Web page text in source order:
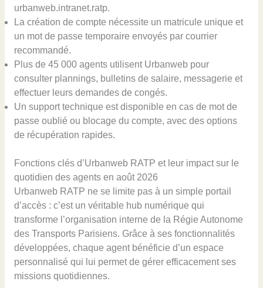
urbanweb.intranet.ratp.
La création de compte nécessite un matricule unique et
un mot de passe temporaire envoyés par courrier
recommandé.
Plus de 45 000 agents utilisent Urbanweb pour
consulter plannings, bulletins de salaire, messagerie et
effectuer leurs demandes de congés.
Un support technique est disponible en cas de mot de
passe oublié ou blocage du compte, avec des options
de récupération rapides.
Fonctions clés d’Urbanweb RATP et leur impact sur le
quotidien des agents en août 2026
Urbanweb RATP ne se limite pas à un simple portail
d’accès : c’est un véritable hub numérique qui
transforme l’organisation interne de la Régie Autonome
des Transports Parisiens. Grâce à ses fonctionnalités
développées, chaque agent bénéficie d’un espace
personnalisé qui lui permet de gérer efficacement ses
missions quotidiennes.